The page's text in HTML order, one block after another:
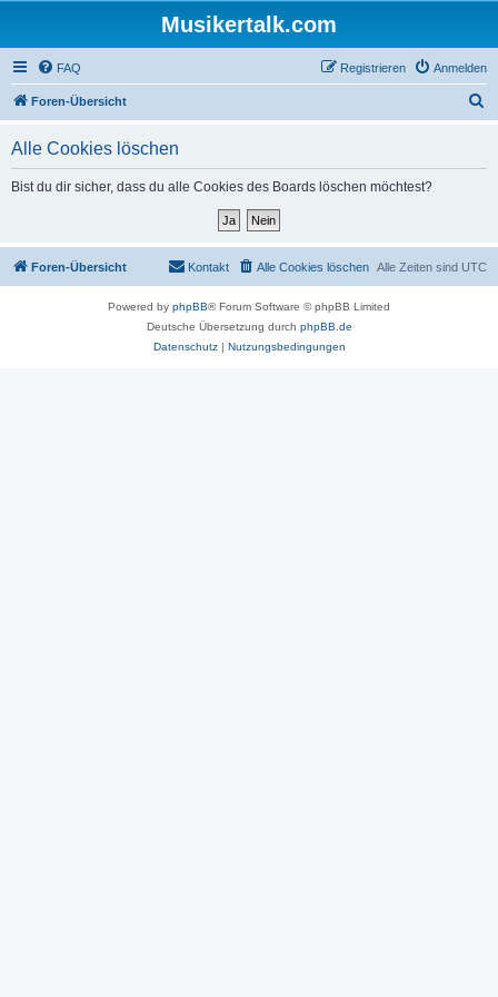
Musikertalk.com
FAQ Anmelden
Registrieren
Foren-Übersicht
Alle Cookies löschen
Bist du dir sicher, dass du alle Cookies des Boards löschen möchtest?
Foren-Übersicht Alle Zeiten sind UTC
Alle Cookies löschen
Kontakt
Powered by phpBB® Forum Software © phpBB Limited
Deutsche Übersetzung durch phpBB.de
Datenschutz| Nutzungsbedingungen